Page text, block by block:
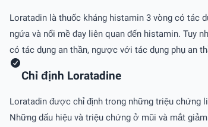
Loratadin là thuốc kháng histamin 3 vòng có tác
ngứa và nổi mề đay liên quan đến histamin. Tuy
có tác dụng an thần, ngược với tác dụng phụ an
Chỉ định Loratadine
Loratadin được chỉ định trong những triệu chứng
Những dấu hiệu và triệu chứng ở mũi và mắt